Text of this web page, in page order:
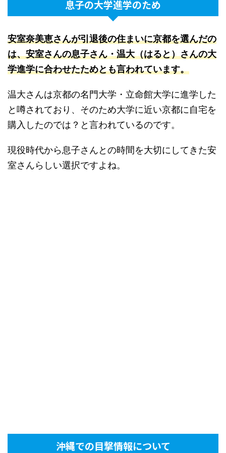
息子の大学進学のため
安室奈美恵さんが引退後の住まいに京都を選んだの
は、安室さんの息子さん・温大（はると）さんの大
学進学に合わせたためとも言われています。
温大さんは京都の名門大学・立命館大学に進学した
と噂されており、そのため大学に近い京都に自宅を
購入したのでは？と言われているのです。
現役時代から息子さんとの時間を大切にしてきた安
室さんらしい選択ですよね。
沖縄での目撃情報について